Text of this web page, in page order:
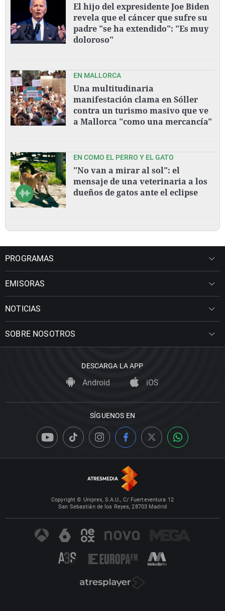
El hijo del expresidente Joe Biden
revela que el cáncer que sufre su
padre "se ha extendido": "Es muy
doloroso"
EN MALLORCA
Una multitudinaria
manifestación clama en Sóller
contra un turismo masivo que ve
a Mallorca "como una mercancía"
EN COMO EL PERRO Y EL GATO
"No van a mirar al sol": el
mensaje de una veterinaria a los
dueños de gatos ante el eclipse
PROGRAMAS
EMISORAS
NOTICIAS
SOBRE NOSOTROS
DESCARGA LA APP
Android iOS
SÍGUENOS EN
Copyright © Uniprex, S.A.U., C/ Fuerteventura 12
San Sebastián de los Reyes, 28703 Madrid